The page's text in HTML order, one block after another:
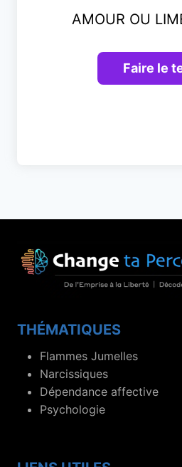
AMOUR OU
THÉMATIQUES
Flammes Jumelles
Narcissiques
Dépendance affective
Psychologie